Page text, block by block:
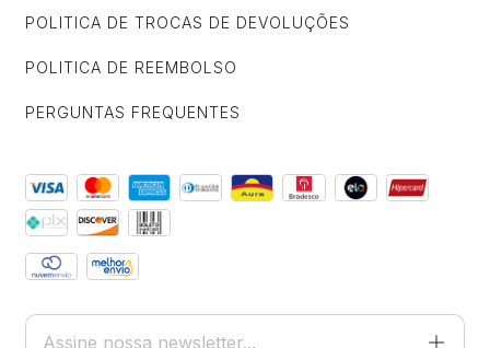
POLITICA DE TROCAS DE DEVOLUÇÕES
POLITICA DE REEMBOLSO
PERGUNTAS FREQUENTES